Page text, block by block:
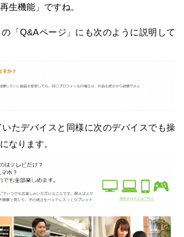
生機能」ですね。
「Q&Aページ」にも次のように説明して
たデバイスと同様に次のデバイスでも操
なります。